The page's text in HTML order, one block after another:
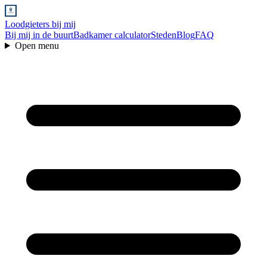
Loodgieters bij mij
Bij mij in de buurtBadkamer calculatorStedenBlogFAQ
Open menu